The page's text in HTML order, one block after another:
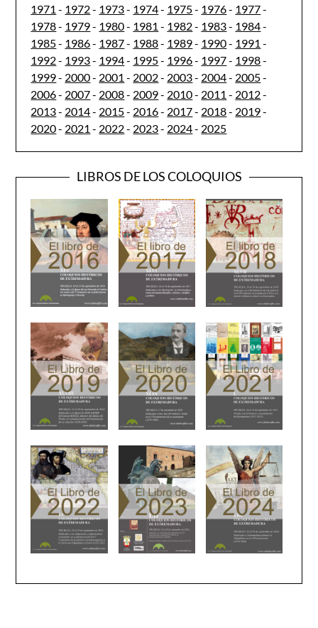
1971 - 1972- 1973- 1974- 1975- 1976- 1977-
1978- 1979- 1980- 1981 - 1982- 1983- 1984-
1985- 1986- 1987- 1988- 1989- 1990- 1991 -
1992- 1993- 1994- 1995- 1996- 1997- 1998-
1999- 2000- 2001 - 2002- 2003- 2004- 2005-
2006- 2007- 2008- 2009- 2010- 2011 - 2012-
2013- 2014- 2015- 2016- 2017- 2018- 2019-
2020- 2021 - 2022- 2023- 2024- 2025
LIBROS DE LOS COLOQUIOS